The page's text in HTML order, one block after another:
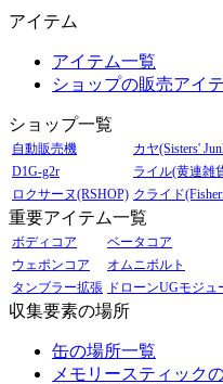
アイテム
アイテム一覧
ショップの販売アイ
ショップ一覧
自動販売機
カヤ(Sisters'
D1G-g2r
ライル(黄連雑
ロクサーヌ(RSHOP) クライド
重要アイテム一覧
ボディコア
ベータコア
ウェポンコア
オムニボルト
タンブラー拡張 ドローンUGモジュ
収集要素の場所
缶の場所一覧
メモリースティック